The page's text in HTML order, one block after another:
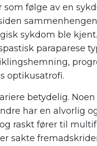
følge av en
sykdom ble
paraparese
optikusatrofi.
betydelig.
har en alvorlig
raskt fører til
sakte